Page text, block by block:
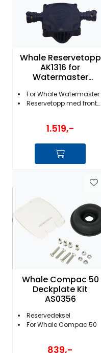
Whale Reservetopp
AK1316 for
Watermaster
For Whale Watermaster
Reservetopp med frontcover
1.519,-
Whale Compac 50
Deckplate Kit
AS0356
Reservedeksel
For Whale Compac 50
839,-